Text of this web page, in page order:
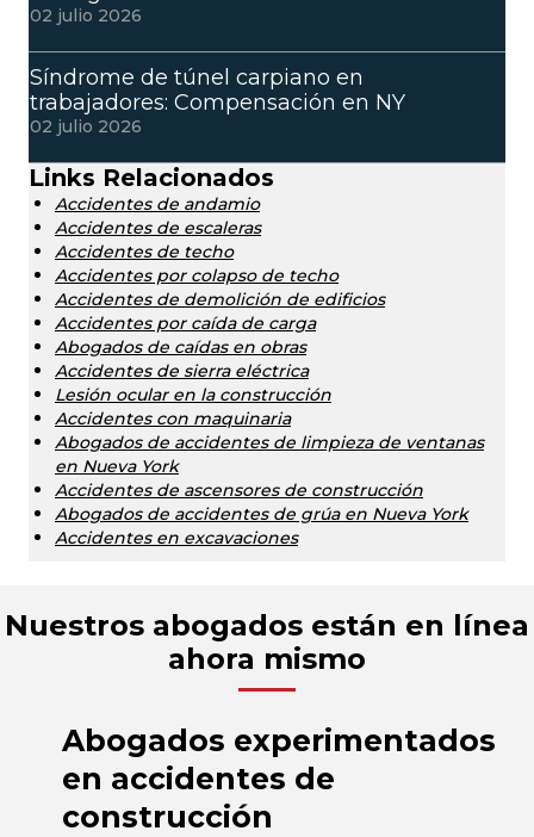
02 julio 2026
Síndrome de túnel carpiano en
trabajadores: Compensación en NY
02 julio 2026
Links Relacionados
Accidentes de andamio
Accidentes de escaleras
Accidentes de techo
Accidentes por colapso de techo
Accidentes de demolición de edificios
Accidentes por caída de carga
Abogados de caídas en obras
Accidentes de sierra eléctrica
Lesión ocular en la construcción
Accidentes con maquinaria
Abogados de accidentes de limpieza de ventanas
en Nueva York
Accidentes de ascensores de construcción
Abogados de accidentes de grúa en Nueva York
Accidentes en excavaciones
Nuestros abogados están en línea
ahora mismo
Abogados experimentados
en accidentes de
construcción